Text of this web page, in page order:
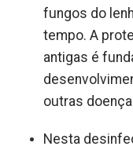
fungos do
tempo. A
antigas é
outras
Nesta